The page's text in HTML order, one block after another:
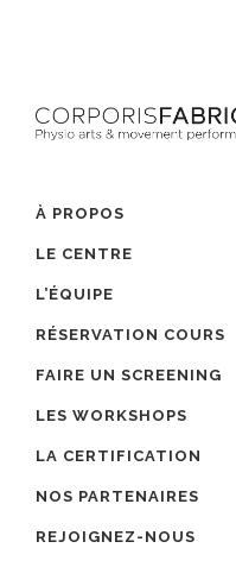
À PROPOS
LE CENTRE
L’ÉQUIPE
RÉSERVATION COURS
FAIRE UN SCREENING
LES WORKSHOPS
LA CERTIFICATION
NOS PARTENAIRES
REJOIGNEZ-NOUS